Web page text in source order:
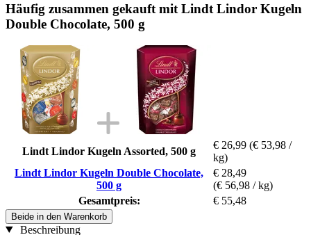
Häufig zusammen gekauft mit Lindt Lindor Kugeln
Double Chocolate, 500 g
Lindt Lindor Kugeln Assorted, 500 g
€ 26,99 (€ 53,98 /
kg)
Lindt Lindor Kugeln Double Chocolate,
500 g
€ 28,49
(€ 56,98 / kg)
Gesamtpreis:
€ 55,48
Beide in den Warenkorb
Beschreibung